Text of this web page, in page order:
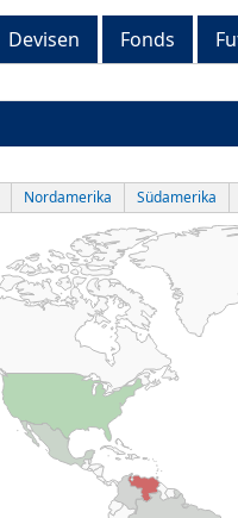
Devisen Fonds
Nordamerika Südamerika